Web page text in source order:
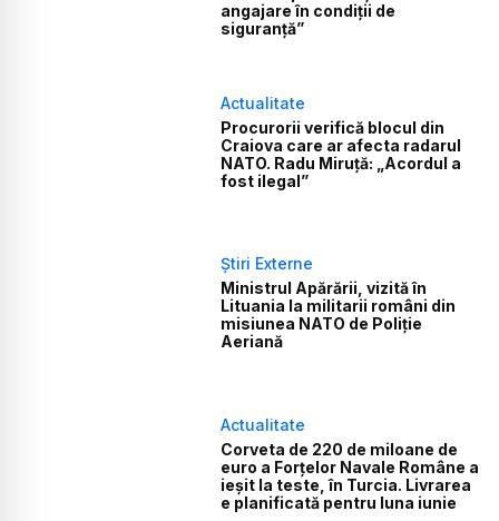
angajare în condiții de
siguranță”
Actualitate
Procurorii verifică blocul din
Craiova care ar afecta radarul
NATO. Radu Miruță: „Acordul a
fost ilegal”
Știri Externe
Ministrul Apărării, vizită în
Lituania la militarii români din
misiunea NATO de Poliție
Aeriană
Actualitate
Corveta de 220 de miloane de
euro a Forțelor Navale Române a
ieșit la teste, în Turcia. Livrarea
e planificată pentru luna iunie